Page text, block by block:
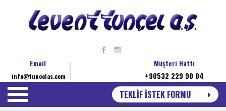
Müşteri Hattı
+90532 229 90 04
Email
info@tuncelas.com
TEKLİF İSTEK FORMU